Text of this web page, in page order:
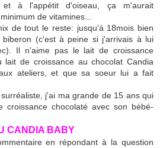
et à l'appétit d'oiseau, ça m'aurait
de vitamines...
de tout le reste: jusqu'à 18mois bien
(c'est à peine si j'arrivais à lui
Il n'aime pas le lait de croissance
de croissance au chocolat Candia
ateliers, et que sa soeur lui a fait
j'ai ma grande de 15 ans qui
croissance chocolaté avec son bébé-
CANDIA BABY
en répondant à la question